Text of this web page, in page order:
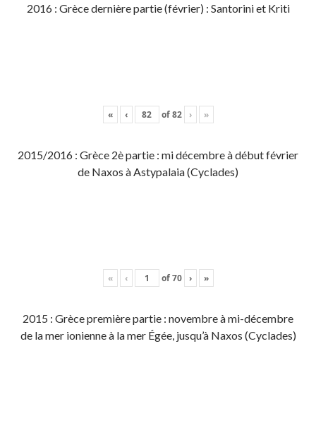
2016 : Grèce dernière partie (février) : Santorini et Kriti
« ‹ of82 › »
2015/2016 : Grèce 2è partie : mi décembre à début février
de Naxos à Astypalaia (Cyclades)
« ‹ of70 › »
2015 : Grèce première partie : novembre à mi-décembre
de la mer ionienne à la mer Égée, jusqu’à Naxos (Cyclades)